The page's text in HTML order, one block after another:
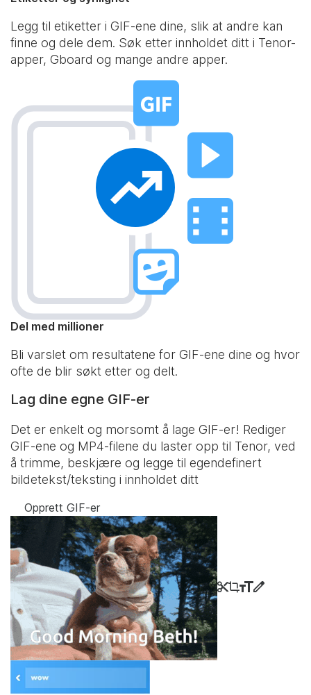
Legg til etiketter i GIF-ene dine, slik at andre kan
finne og dele dem. Søk etter innholdet ditt i Tenor-
apper, Gboard og mange andre apper.
Del med millioner
Bli varslet om resultatene for GIF-ene dine og hvor
ofte de blir søkt etter og delt.
Lag dine egne GIF-er
Det er enkelt og morsomt å lage GIF-er! Rediger
GIF-ene og MP4-filene du laster opp til Tenor, ved
å trimme, beskjære og legge til egendefinert
bildetekst/teksting i innholdet ditt
Opprett GIF-er